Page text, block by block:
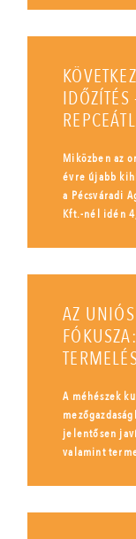
Miközben az
évre újabb
a Pécsváradi
Kft.-nél idén
AZ
TERMELÉS
A méhészek
jelentősen
valamint